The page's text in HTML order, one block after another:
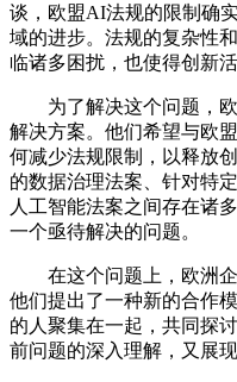
谈，欧盟AI法规的限制确
域的进步。法规的复杂性
临诸多困扰，也使得创新
为了解决这个问题，欧
解决方案。他们希望与欧
何减少法规限制，以释放
的数据治理法案、针对特
人工智能法案之间存在诸
一个亟待解决的问题。
在这个问题上，欧洲企
他们提出了一种新的合作
的人聚集在一起，共同探
前问题的深入理解，又展